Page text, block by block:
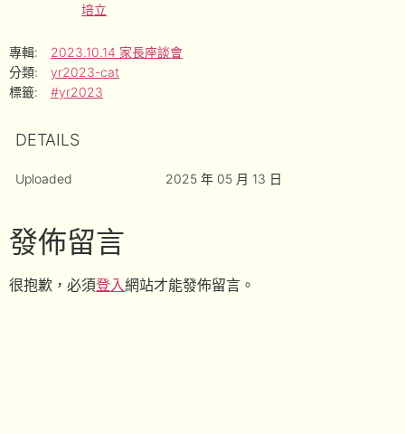
培立
專輯:
2023.10.14 家長座談會
分類:
yr2023-cat
標籤:
#yr2023
DETAILS
Uploaded 2025 年 05 月 13 日
發佈留言
很抱歉，必須登入網站才能發佈留言。